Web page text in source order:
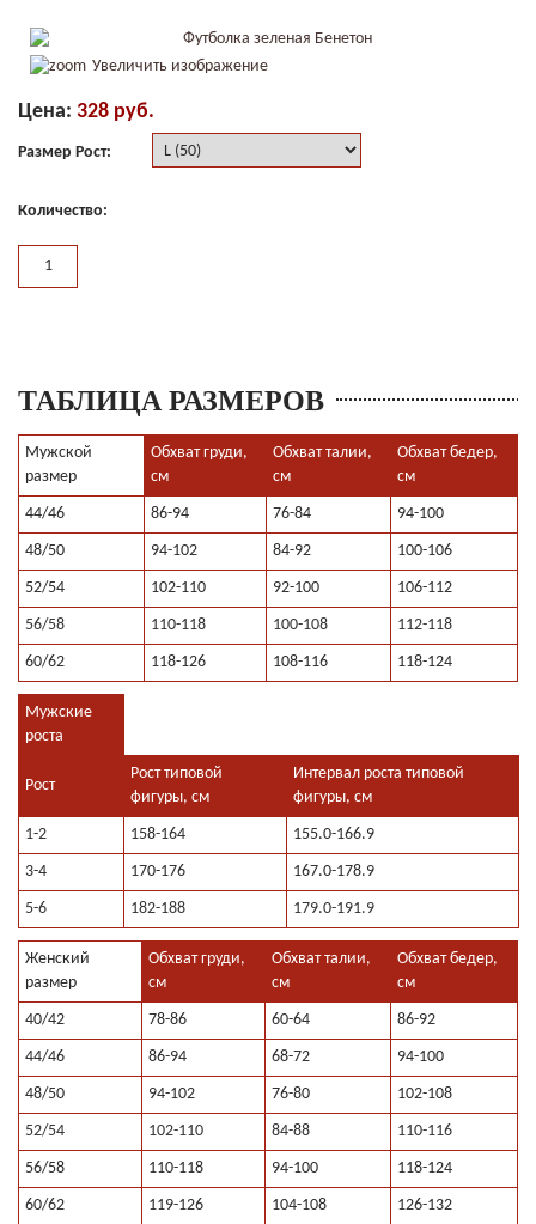
Увеличить изображение
Цена: 328 руб.
Размер Рост:
Количество:
ТАБЛИЦА РАЗМЕРОВ
Мужской
размер
Обхват груди,
см
Обхват талии,
см
Обхват бедер,
см
44/46 86-94 76-84 94-100
48/50 94-102 84-92 100-106
52/54 102-110 92-100 106-112
56/58 110-118 100-108 112-118
60/62 118-126 108-116 118-124
Мужские
роста
Рост
Рост типовой
фигуры, см
Интервал роста типовой
фигуры, см
1-2 158-164 155.0-166.9
3-4 170-176 167.0-178.9
5-6 182-188 179.0-191.9
Женский
размер
Обхват груди,
см
Обхват талии,
см
Обхват бедер,
см
40/42 78-86 60-64 86-92
44/46 86-94 68-72 94-100
48/50 94-102 76-80 102-108
52/54 102-110 84-88 110-116
56/58 110-118 94-100 118-124
60/62 119-126 104-108 126-132